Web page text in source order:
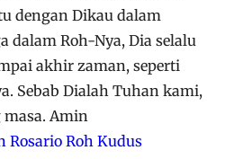
dengan Dikau dalam
dalam Roh-Nya, Dia selalu
akhir zaman, seperti
Sebab Dialah Tuhan kami,
Amin
Roh Kudus